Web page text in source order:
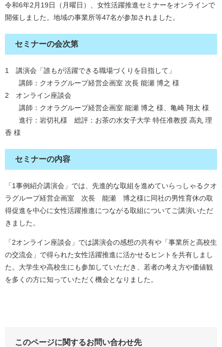
令和6年2月19日（月曜日）、女性活躍推進セミナーをオンラインで
開催しました。地域の事業所等47名が参加されました。
セミナーの会次第
​1 講演会「誰もが活躍できる職場づくりを目指して」
講師：クオラグループ経営企画室 次長 能瀬 博之 様
2 オンライン座談会
講師：クオラグループ経営企画室 能瀬 博之 様、亀崎 翔太 様
進行：岩切礼様 総評：お茶の水女子大学 特任准教授 高丸 理
香 様
セミナーの内容
「1事例紹介講演会」では、先進的な取組を進めていらっしゃるクオ
ラグループ経営企画室 次長 能瀬 博之様に同社の男性育休の取
得促進を中心に女性活躍推進につながる取組についてご講演いただ
きました。
「2オンライン座談会」では講演会の感想の共有や「事業所と高校生
の交流会」で得られた女性活躍推進に活かせるヒントを共有しまし
た。大学生や高校生にも参加していただき、若者の考え方や価値観
を多くの方に知っていただく機会となりました。
このページに関するお問い合わせ先